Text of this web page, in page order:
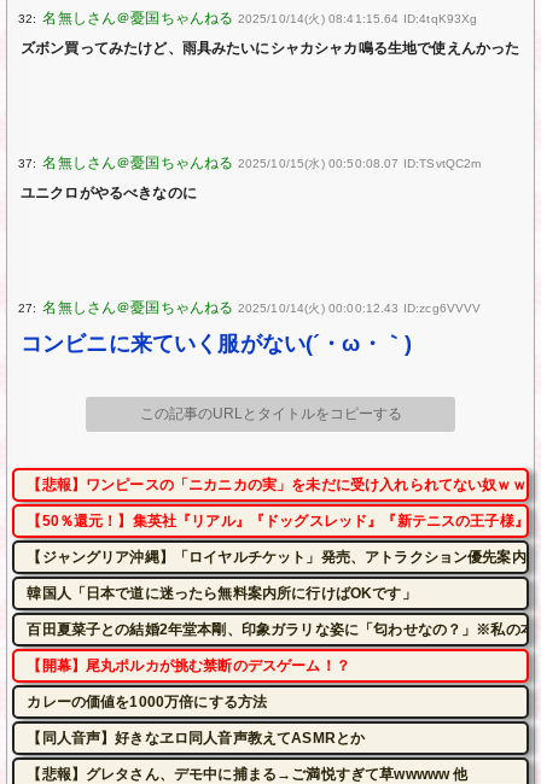
32: 2025/10/14(火) 08:41:15.64 ID:4tqK93Xg
ズボン買ってみたけど、雨具みたいにシャカシャカ鳴る生地で使えんかった
37: 2025/10/15(水) 00:50:08.07 ID:TSvtQC2m
ユニクロがやるべきなのに
27: 2025/10/14(火) 00:00:12.43 ID:zcg6VVVV
コンビニに来ていく服がない(´・ω・｀)
この記事のURLとタイトルをコピーする
【悲報】ワンピースの「ニカニカの実」を未だに受け入れられてない奴ｗｗ
【50％還元！】集英社『リアル』『ドッグスレッド』『新テニスの王子様』
【ジャングリア沖縄】「ロイヤルチケット」発売、アトラクション優先案
韓国人「日本で道に迷ったら無料案内所に行けばOKです」
百田夏菜子との結婚2年堂本剛、印象ガラリな姿に「匂わせなの？」※私の本
【開幕】尾丸ポルカが挑む禁断のデスゲーム！？
カレーの価値を1000万倍にする方法
【同人音声】好きなヱロ同人音声教えてASMRとか
【悲報】グレタさん、デモ中に捕まる→ご満悦すぎて草wwwww 他